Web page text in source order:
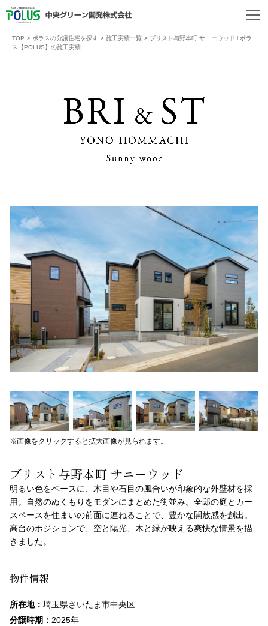
TOP > ポラスの分譲住宅を探す > 施工実績一覧 > ブリスト与野本町 サニーウッド l ポラ
ス【POLUS】の施工実績
ブリスト与野本町 サニーウッド
明るい色をベースに、木目や石目の風合いが印象的な外壁材を採
用。自然のぬくもりをモダンにまとめた街並み。全邸の庭とカー
スペースを住まいの前面に連ねることで、豊かな開放感を創出。
高台のポジションで、空と陽光、木と緑が映える爽快な情景を描
きました。
※画像をクリックすると拡大画像が見られます。
物件情報
所在地： 埼玉県さいたま市中央区
分譲時期： 2025年